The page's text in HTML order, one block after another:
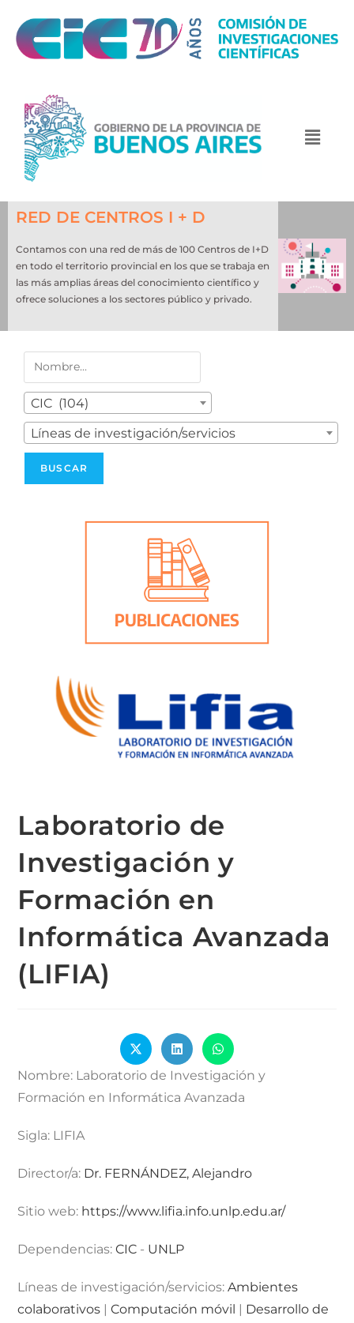
RED DE CENTROS I + D
Contamos con una red de más de 100 Centros de I+D
en todo el territorio provincial en los que se trabaja en
las más amplias áreas del conocimiento científico y
ofrece soluciones a los sectores público y privado.
CIC (104)
Líneas de investigación/servicios
Laboratorio de
Investigación y
Formación en
Informática Avanzada
(LIFIA)
Nombre: Laboratorio de Investigación y
Formación en Informática Avanzada
Sigla: LIFIA
Director/a: Dr. FERNÁNDEZ, Alejandro
Sitio web: https://www.lifia.info.unlp.edu.ar/
Dependencias:CIC - UNLP
Líneas de investigación/servicios:Ambientes
colaborativos |Computación móvil | Desarrollo de